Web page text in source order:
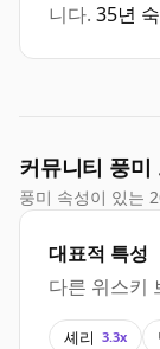
니다. 35년
커뮤니티 풍미
풍미 속성이 있는
대표적 특성
다른 위스키
셰리 3.3x